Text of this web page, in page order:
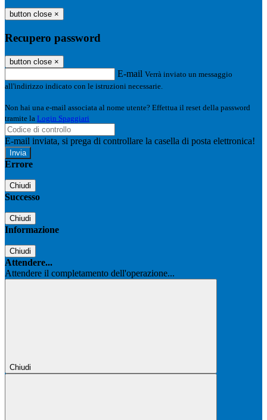
button close ×
Recupero password
button close ×
E-mail Verrà inviato un messaggio
all'indirizzo indicato con le istruzioni necessarie.
Non hai una e-mail associata al nome utente? Effettua il reset della password
tramite la Login Spaggiari
E-mail inviata, si prega di controllare la casella di posta elettronica!
Errore
Chiudi
Successo
Chiudi
Informazione
Chiudi
Attendere...
Attendere il completamento dell'operazione...
Chiudi